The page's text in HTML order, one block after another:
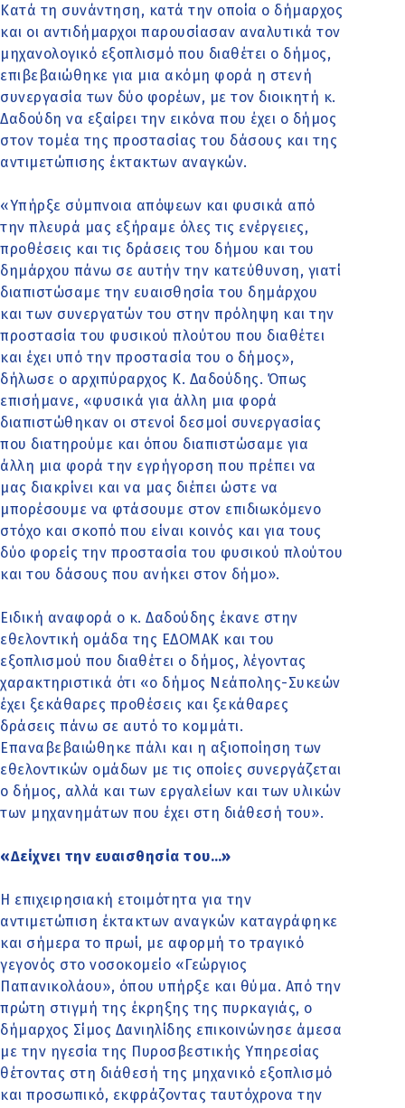
Κατά τη συνάντηση, κατά την οποία ο δήμαρχος
και οι αντιδήμαρχοι παρουσίασαν αναλυτικά τον
μηχανολογικό εξοπλισμό που διαθέτει ο δήμος,
επιβεβαιώθηκε για μια ακόμη φορά η στενή
συνεργασία των δύο φορέων, με τον διοικητή κ.
Δαδούδη να εξαίρει την εικόνα που έχει ο δήμος
στον τομέα της προστασίας του δάσους και της
αντιμετώπισης έκτακτων αναγκών.
«Υπήρξε σύμπνοια απόψεων και φυσικά από
την πλευρά μας εξήραμε όλες τις ενέργειες,
προθέσεις και τις δράσεις του δήμου και του
δημάρχου πάνω σε αυτήν την κατεύθυνση, γιατί
διαπιστώσαμε την ευαισθησία του δημάρχου
και των συνεργατών του στην πρόληψη και την
προστασία του φυσικού πλούτου που διαθέτει
και έχει υπό την προστασία του ο δήμος»,
δήλωσε ο αρχιπύραρχος Κ. Δαδούδης. Όπως
επισήμανε, «φυσικά για άλλη μια φορά
διαπιστώθηκαν οι στενοί δεσμοί συνεργασίας
που διατηρούμε και όπου διαπιστώσαμε για
άλλη μια φορά την εγρήγορση που πρέπει να
μας διακρίνει και να μας διέπει ώστε να
μπορέσουμε να φτάσουμε στον επιδιωκόμενο
στόχο και σκοπό που είναι κοινός και για τους
δύο φορείς την προστασία του φυσικού πλούτου
και του δάσους που ανήκει στον δήμο».
Ειδική αναφορά ο κ. Δαδούδης έκανε στην
εθελοντική ομάδα της ΕΔΟΜΑΚ και του
εξοπλισμού που διαθέτει ο δήμος, λέγοντας
χαρακτηριστικά ότι «ο δήμος Νεάπολης-Συκεών
έχει ξεκάθαρες προθέσεις και ξεκάθαρες
δράσεις πάνω σε αυτό το κομμάτι.
Επαναβεβαιώθηκε πάλι και η αξιοποίηση των
εθελοντικών ομάδων με τις οποίες συνεργάζεται
ο δήμος, αλλά και των εργαλείων και των υλικών
των μηχανημάτων που έχει στη διάθεσή του».
«Δείχνει την ευαισθησία του…»
Η επιχειρησιακή ετοιμότητα για την
αντιμετώπιση έκτακτων αναγκών καταγράφηκε
και σήμερα το πρωί, με αφορμή το τραγικό
γεγονός στο νοσοκομείο «Γεώργιος
Παπανικολάου», όπου υπήρξε και θύμα. Από την
πρώτη στιγμή της έκρηξης της πυρκαγιάς, ο
δήμαρχος Σίμος Δανιηλίδης επικοινώνησε άμεσα
με την ηγεσία της Πυροσβεστικής Υπηρεσίας
θέτοντας στη διάθεσή της μηχανικό εξοπλισμό
και προσωπικό, εκφράζοντας ταυτόχρονα την